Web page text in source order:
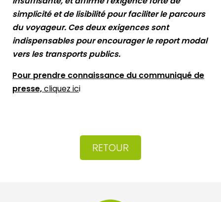
simplicité et de lisibilité pour faciliter le parcours
du voyageur. Ces deux exigences sont
indispensables pour encourager le report modal
vers les transports publics.
Pour prendre connaissance du communiqué de
presse,cliquez ici
RETOUR